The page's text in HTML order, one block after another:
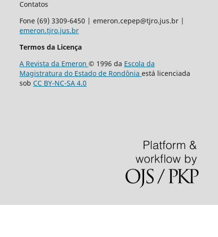
Contatos
Fone (69) 3309-6450 | emeron.cepep@tjro.jus.br |
emeron.tjro.jus.br
Termos da Licença
A Revista da Emeron © 1996 da Escola da
Magistratura do Estado de Rondônia está licenciada
sob CC BY-NC-SA 4.0